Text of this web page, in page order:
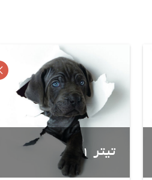
تیتر 1